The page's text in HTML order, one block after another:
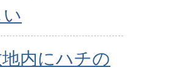
内にハチの